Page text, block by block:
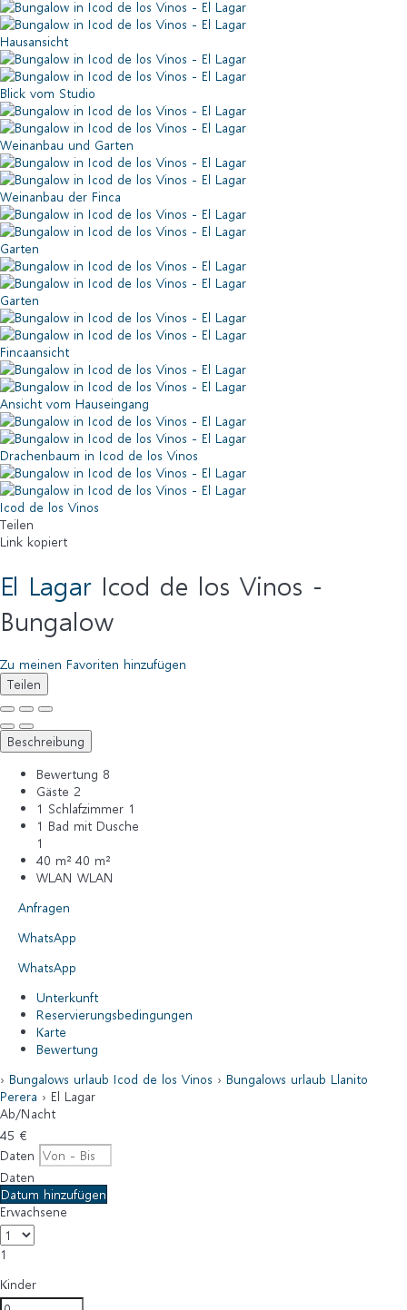
Hausansicht
Blick vom Studio
Weinanbau und Garten
Weinanbau der Finca
Garten
Garten
Fincaansicht
Ansicht vom Hauseingang
Drachenbaum in Icod de los Vinos
Icod de los Vinos
Teilen
Link kopiert
El Lagar Icod de los Vinos -
Bungalow
Zu meinen Favoriten hinzufügen
Teilen
Beschreibung
Bewertung 8
Gäste 2
1 Schlafzimmer 1
1 Bad mit Dusche
1
40 m² 40 m²
WLAN WLAN
Anfragen
WhatsApp
WhatsApp
Unterkunft
Reservierungsbedingungen
Karte
Bewertung
› Bungalows urlaub Icod de los Vinos › Bungalows urlaub Llanito
Perera › El Lagar
Ab/Nacht
45 €
Daten
Daten
Datum hinzufügen
Erwachsene
1
Kinder